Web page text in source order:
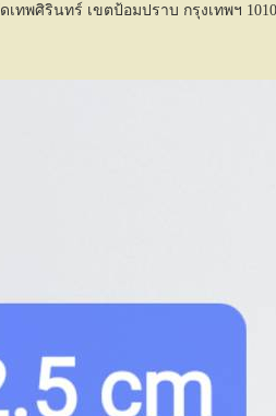
เทพศิรินทร์ เขตป้อมปราบ กรุงเทพฯ